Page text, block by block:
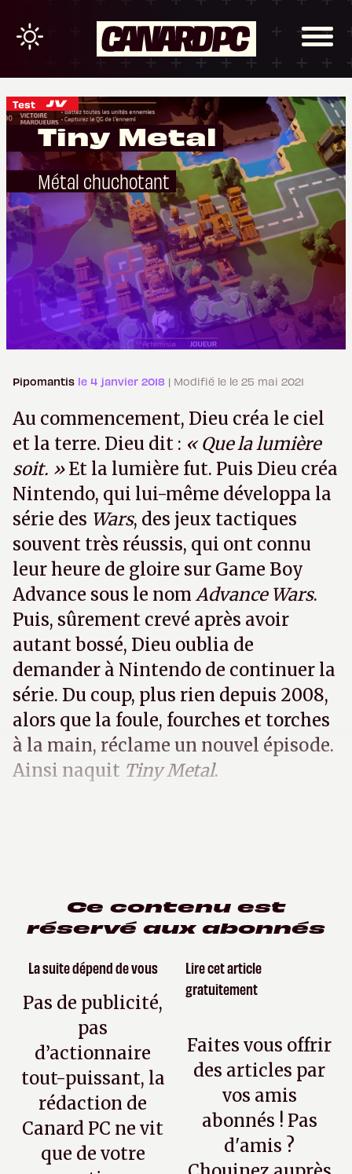
Test
Tiny Metal
Métal chuchotant
Pipomantis le 4 janvier 2018 | Modifié le le 25 mai 2021
Au commencement, Dieu créa le ciel
et la terre. Dieu dit : « Que la lumière
soit. »Et la lumière fut. Puis Dieu créa
Nintendo, qui lui-même développa la
série des Wars, des jeux tactiques
souvent très réussis, qui ont connu
leur heure de gloire sur Game Boy
Advance sous le nom Advance Wars.
Puis, sûrement crevé après avoir
autant bossé, Dieu oublia de
demander à Nintendo de continuer la
série. Du coup, plus rien depuis 2008,
alors que la foule, fourches et torches
à la main, réclame un nouvel épisode.
Ainsi naquit Tiny Metal.
Ce contenu est
réservé aux abonnés
La suite dépend de vous
Pas de publicité,
pas
d’actionnaire
tout-puissant, la
rédaction de
Canard PC ne vit
que de votre
Lire cet article
gratuitement
Faites vous offrir
des articles par
vos amis
abonnés ! Pas
d'amis ?